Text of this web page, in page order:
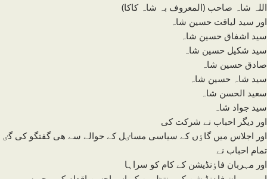
اللہ شاہ صاحب (المعروف بہ شاہ کاکا)
اور سید لیاقت حسین شاہ
سید اشفاق حسین شاہ
سید شکیل حسین شاہ
صادق حسین شاہ
سید شاہ حسین شاہ
سعید الحسن شاہ
سید جواد شاہ
اور دیگر احباب نے شرکت کی
اور اجلاس میں گاٶں کے سیاسی مساٸل کے حوالے سے ھی گفتگو کی گٸ
تمام احباب نے
اور مہربان فاٶنڈیشن کے کام کو سراہا